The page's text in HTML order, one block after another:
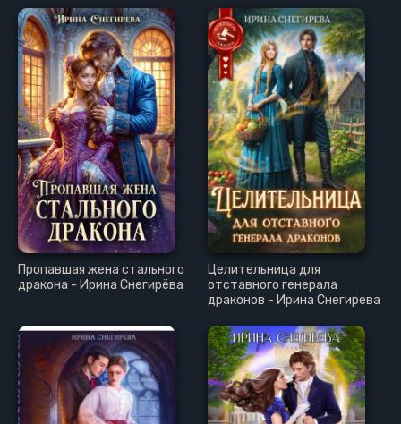
Пропавшая жена стального
дракона - Ирина Снегирёва
Целительница для
отставного генерала
драконов - Ирина Снегирева